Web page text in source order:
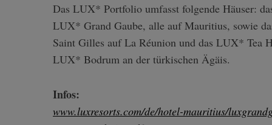
Das LUX* Portfolio umfasst folgende Häuser:
LUX* Grand Gaube, alle auf Mauritius, sowie
Saint Gilles auf La Réunion und das LUX* Tea
LUX* Bodrum an der türkischen Ägäis.
Infos:
www.luxresorts.com/de/hotel-mauritius/